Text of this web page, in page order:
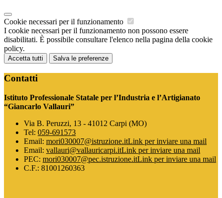
Cookie necessari per il funzionamento
I cookie necessari per il funzionamento non possono essere
disabilitati. È possibile consultare l'elenco nella pagina della cookie
policy.
Accetta tutti Salva le preferenze
Contatti
Istituto Professionale Statale per l’Industria e l’Artigianato
“Giancarlo Vallauri”
Via B. Peruzzi, 13 - 41012 Carpi (MO)
Tel: 059-691573
Email: mori030007@istruzione.itLink per inviare una mail
Email: vallauri@vallauricarpi.itLink per inviare una mail
PEC: mori030007@pec.istruzione.itLink per inviare una mail
C.F.: 81001260363